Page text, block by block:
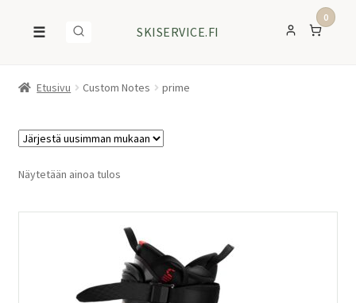
☰ SKISERVICE.FI
0
Etusivu Custom Notes prime
Näytetään ainoa tulos